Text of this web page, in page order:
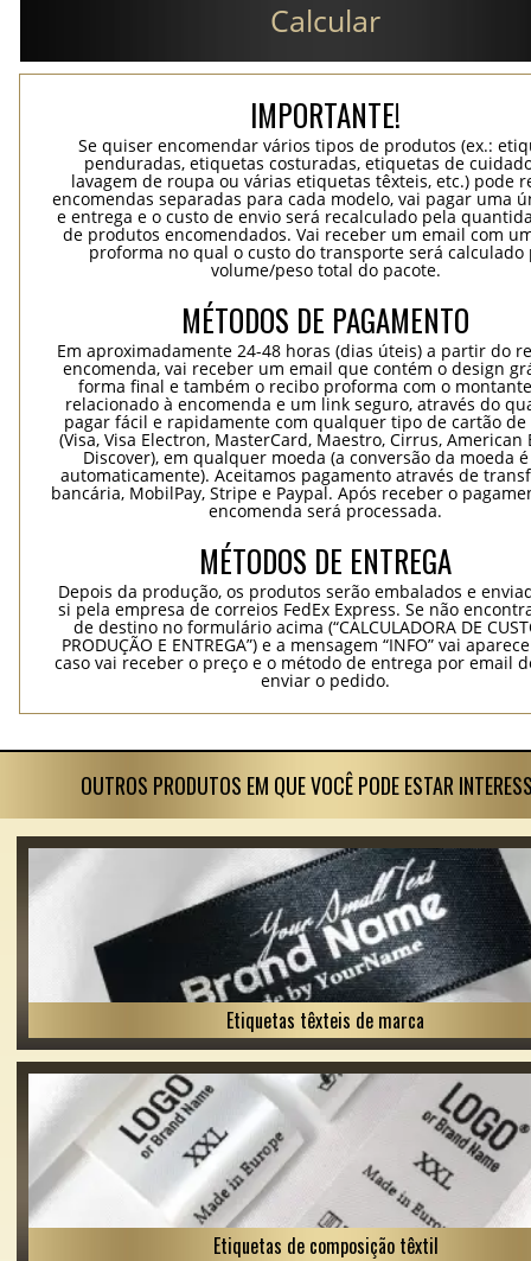
Calcular
IMPORTANTE!
Se quiser encomendar vários tipos de produtos (ex.:
penduradas, etiquetas costuradas, etiquetas de
lavagem de roupa ou várias etiquetas têxteis, etc.) pode
encomendas separadas para cada modelo, vai pagar uma
e entrega e o custo de envio será recalculado pela
de produtos encomendados. Vai receber um email com
proforma no qual o custo do transporte será calculado
volume/peso total do pacote.
MÉTODOS DE PAGAMENTO
Em aproximadamente 24-48 horas (dias úteis) a partir do
encomenda, vai receber um email que contém o design
forma final e também o recibo proforma com o
relacionado à encomenda e um link seguro, através do
pagar fácil e rapidamente com qualquer tipo de cartão
(Visa, Visa Electron, MasterCard, Maestro, Cirrus, American
Discover), em qualquer moeda (a conversão da moeda
automaticamente). Aceitamos pagamento através de
bancária, MobilPay, Stripe e Paypal. Após receber o
encomenda será processada.
MÉTODOS DE ENTREGA
Depois da produção, os produtos serão embalados e
si pela empresa de correios FedEx Express. Se não
de destino no formulário acima (“CALCULADORA DE
PRODUÇÃO E ENTREGA”) e a mensagem “INFO” vai
caso vai receber o preço e o método de entrega por email
enviar o pedido.
OUTROS PRODUTOS EM QUE VOCÊ PODE ESTAR
Etiquetas têxteis de marca
Etiquetas de composição têxtil